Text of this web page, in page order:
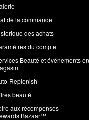
de la commande
des achats
du compte
Beauté et événements en
Replenish
beauté
aux récompenses
Bazaar™